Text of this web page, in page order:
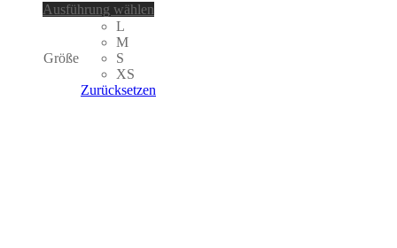
Ausführung wählen
auf.
Größe
L
M
S
XS
Zurücksetzen